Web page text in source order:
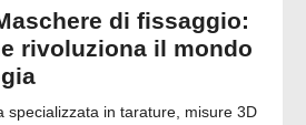
di fissaggio:
rivoluziona il mondo
specializzata in tarature, misure 3D